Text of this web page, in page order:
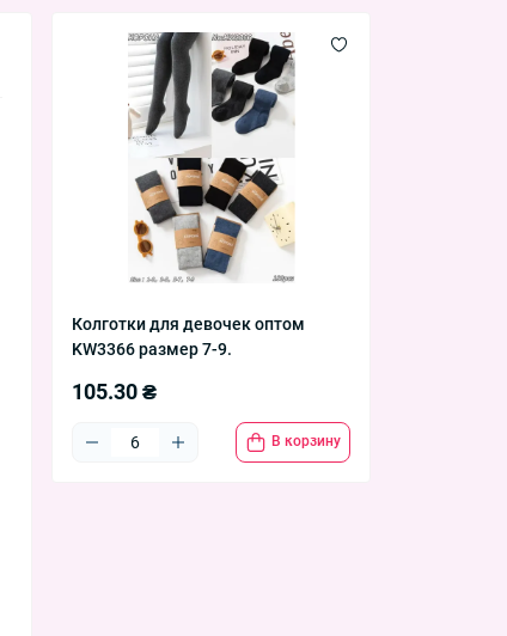
Колготки для девочек оптом
KW3366 размер 7-9.
105.30 ₴
В корзину